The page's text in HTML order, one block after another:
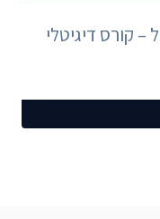
– קורס דיגיטלי